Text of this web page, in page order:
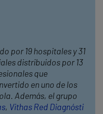
por 19 hospitales y 31
distribuidos por 13
que
en uno de los
Además, el grupo
, Vithas Red Diagnósti